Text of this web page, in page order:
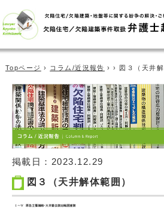
Topページ › コラム/近況報告 › › 図３（天井解
掲載日： 2023.12.29
図３（天井解体範囲）